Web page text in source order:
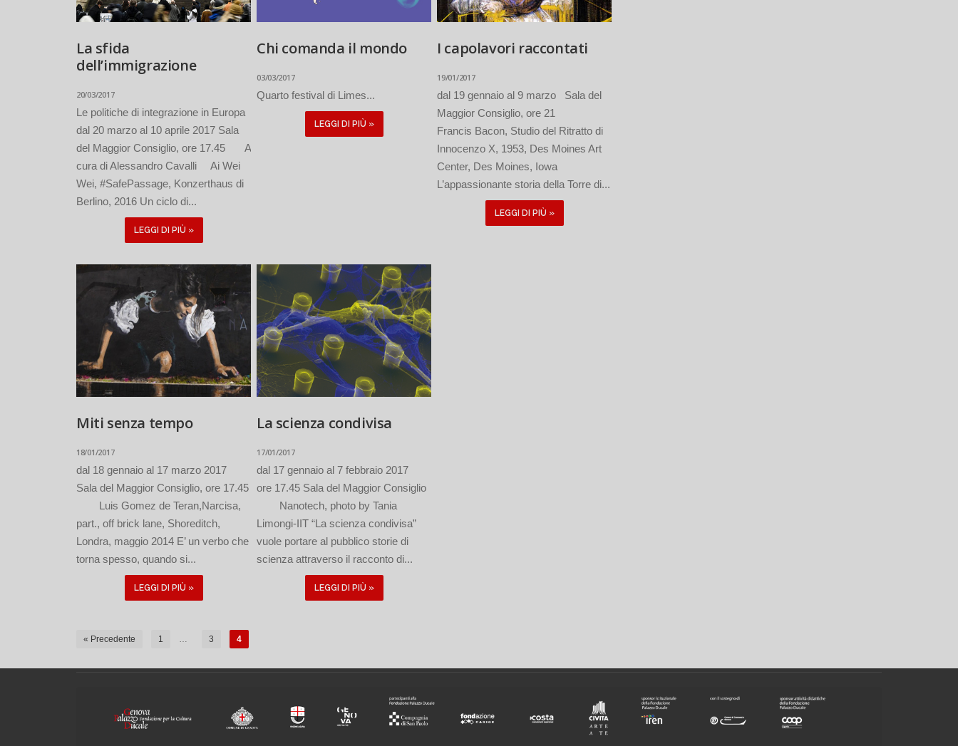
La sfida
dell’immigrazione
20/03/2017
Le politiche di integrazione in Europa
dal 20 marzo al 10 aprile 2017 Sala
del Maggior Consiglio, ore 17.45 A
cura di Alessandro Cavalli Ai Wei
Wei, #SafePassage, Konzerthaus di
Berlino, 2016 Un ciclo di...
LEGGI DI PIÙ »
Chi comanda il mondo
03/03/2017
Quarto festival di Limes...
LEGGI DI PIÙ »
I capolavori raccontati
19/01/2017
dal 19 gennaio al 9 marzo Sala del
Maggior Consiglio, ore 21
Francis Bacon, Studio del Ritratto di
Innocenzo X, 1953, Des Moines Art
Center, Des Moines, Iowa
L’appassionante storia della Torre di...
LEGGI DI PIÙ »
Miti senza tempo
18/01/2017
dal 18 gennaio al 17 marzo 2017
Sala del Maggior Consiglio, ore 17.45
Luis Gomez de Teran,Narcisa,
part., off brick lane, Shoreditch,
Londra, maggio 2014 E’ un verbo che
torna spesso, quando si...
LEGGI DI PIÙ »
La scienza condivisa
17/01/2017
dal 17 gennaio al 7 febbraio 2017
ore 17.45 Sala del Maggior Consiglio
Nanotech, photo by Tania
Limongi-IIT “La scienza condivisa”
vuole portare al pubblico storie di
scienza attraverso il racconto di...
LEGGI DI PIÙ »
« Precedente 1 … 3 4